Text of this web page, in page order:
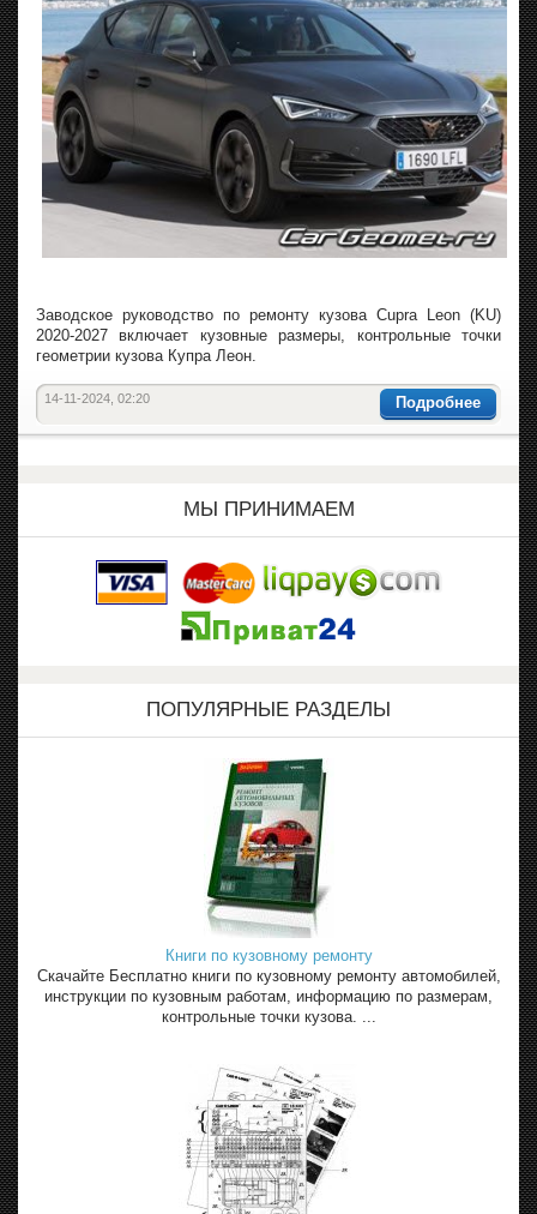
Заводское руководство по ремонту кузова Cupra Leon (KU)
2020-2027 включает кузовные размеры, контрольные точки
геометрии кузова Купра Леон.
Подробнее
14-11-2024, 02:20
МЫ ПРИНИМАЕМ
ПОПУЛЯРНЫЕ РАЗДЕЛЫ
Книги по кузовному ремонту
Скачайте Бесплатно книги по кузовному ремонту автомобилей,
инструкции по кузовным работам, информацию по размерам,
контрольные точки кузова. ...